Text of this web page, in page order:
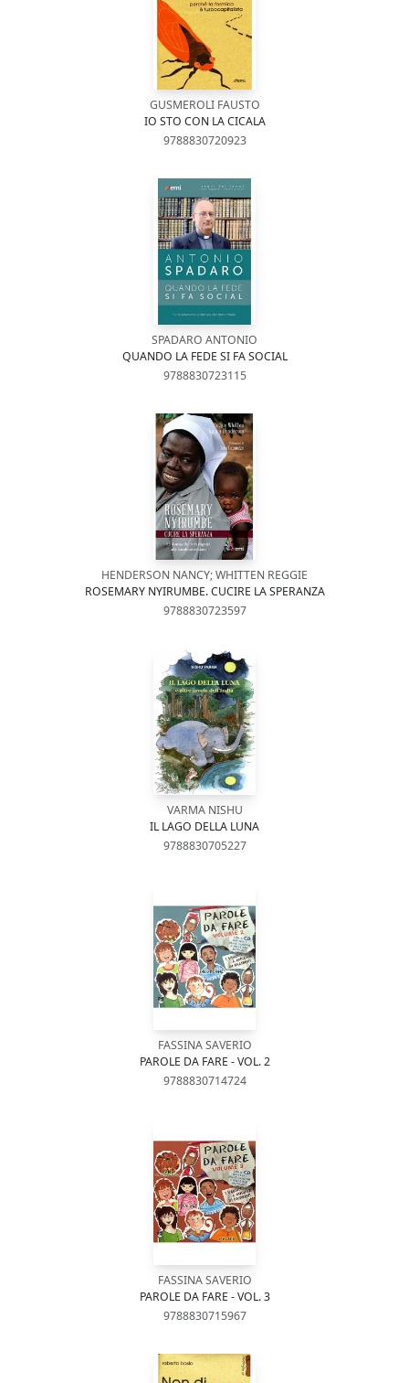
GUSMEROLI FAUSTO
IO STO CON LA CICALA
9788830720923
SPADARO ANTONIO
QUANDO LA FEDE SI FA SOCIAL
9788830723115
HENDERSON NANCY; WHITTEN REGGIE
ROSEMARY NYIRUMBE. CUCIRE LA SPERANZA
9788830723597
VARMA NISHU
IL LAGO DELLA LUNA
9788830705227
FASSINA SAVERIO
PAROLE DA FARE - VOL. 2
9788830714724
FASSINA SAVERIO
PAROLE DA FARE - VOL. 3
9788830715967